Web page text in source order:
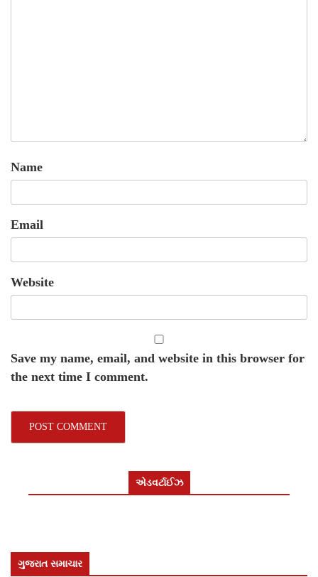
Name
Email
Website
Save my name, email, and website in this browser for
the next time I comment.
એડવર્ટાઈઝ
ગુજરાત સમાચાર